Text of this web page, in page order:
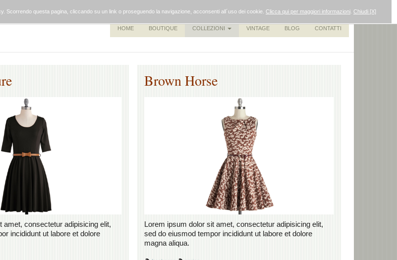
questa pagina, cliccando su un link o proseguendo la navigazione, acconsenti all´uso dei cookie. Clicca qui per maggiori informazioni Chiudi [X]
HOME BOUTIQUE COLLEZIONI VINTAGE BLOG CONTATTI
amet, consectetur adipisicing elit,
incididunt ut labore et dolore
Brown Horse
Lorem ipsum dolor sit amet, consectetur adipisicing elit,
sed do eiusmod tempor incididunt ut labore et dolore
magna aliqua.